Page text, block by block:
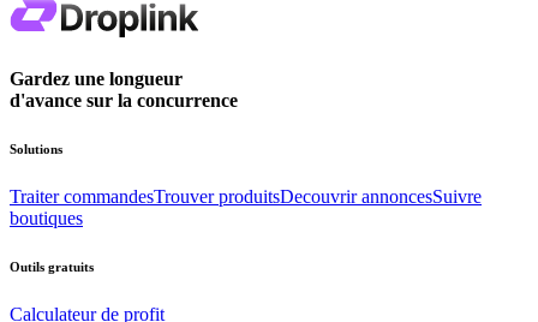
Gardez une longueur
d'avance sur la concurrence
Solutions
Traiter commandesTrouver produitsDecouvrir annoncesSuivre
boutiques
Outils gratuits
Calculateur de profit